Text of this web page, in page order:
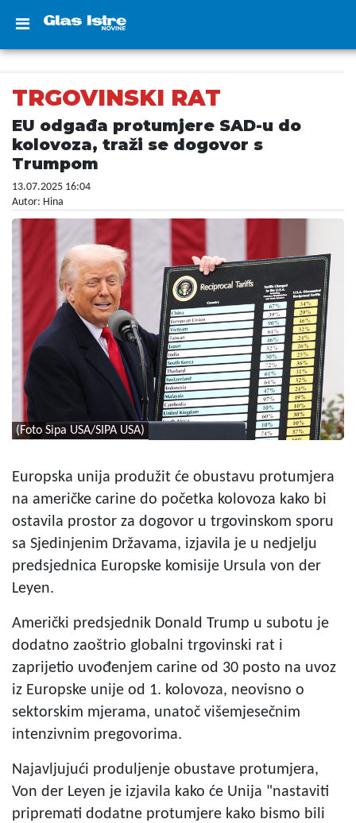
TRGOVINSKI RAT
EU odgađa protumjere SAD-u do
kolovoza, traži se dogovor s
Trumpom
13.07.2025 16:04
Autor: Hina
(Foto Sipa USA/SIPA USA)
Europska unija produžit će obustavu protumjera
na američke carine do početka kolovoza kako bi
ostavila prostor za dogovor u trgovinskom sporu
sa Sjedinjenim Državama, izjavila je u nedjelju
predsjednica Europske komisije Ursula von der
Leyen.
Američki predsjednik Donald Trump u subotu je
dodatno zaoštrio globalni trgovinski rat i
zaprijetio uvođenjem carine od 30 posto na uvoz
iz Europske unije od 1. kolovoza, neovisno o
sektorskim mjerama, unatoč višemjesečnim
intenzivnim pregovorima.
Najavljujući produljenje obustave protumjera,
Von der Leyen je izjavila kako će Unija "nastaviti
pripremati dodatne protumjere kako bismo bili